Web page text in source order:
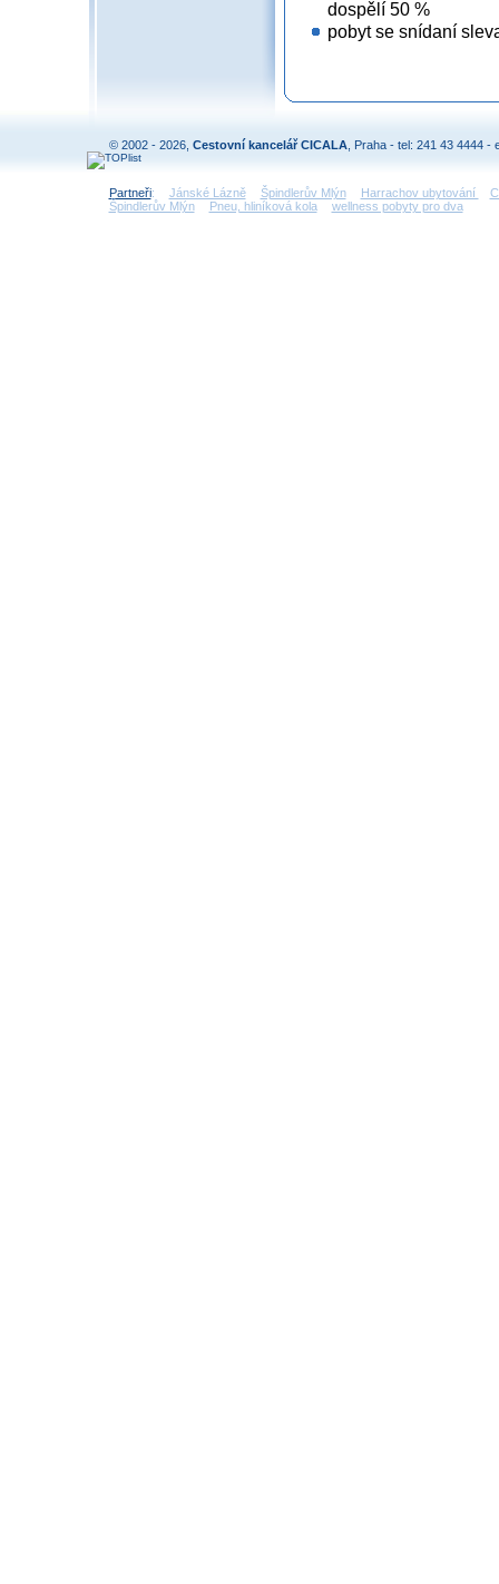
dospělí 50 %
pobyt se snídaní
© 2002 - 2026, Cestovní kancelář CICALA , Praha - tel: 241 43 4444 -
Partneři: Jánské Lázně Špindlerův Mlýn Harrachov ubytování
Špindlerův Mlýn
Pneu, hliníková kola wellness pobyty pro dva